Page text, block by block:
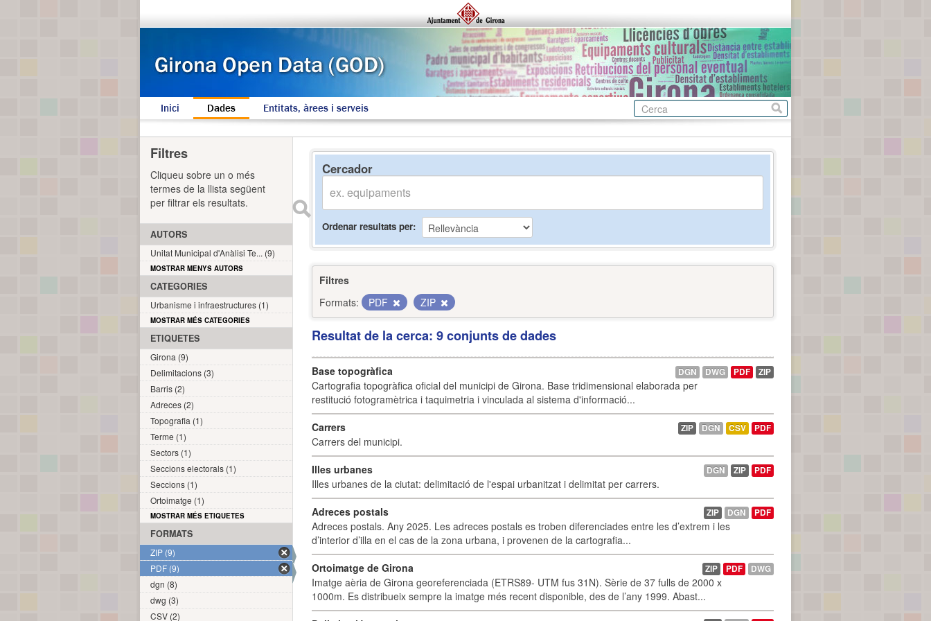
Inici Dades Entitats, àrees i serveis
Cercador
Ordenar resultats per
Filtres
Formats:
PDF ZIP
Resultat de la cerca: 9 conjunts de dades
Base topogràfica
Cartografia topogràfica oficial del municipi de Girona. Base tridimensional elaborada per
restitució fotogramètrica i taquimetria i vinculada al sistema d'informació...
DGN DWG PDF ZIP
Carrers
Carrers del municipi.
ZIP DGN CSV PDF
Illes urbanes
Illes urbanes de la ciutat: delimitació de l'espai urbanitzat i delimitat per carrers.
DGN ZIP PDF
Adreces postals
Adreces postals. Any 2025. Les adreces postals es troben diferenciades entre les d’extrem i les
d’interior d’illa en el cas de la zona urbana, i provenen de la cartografia...
ZIP DGN PDF
Ortoimatge de Girona
Imatge aèria de Girona georeferenciada (ETRS89- UTM fus 31N). Sèrie de 37 fulls de 2000 x
1000m. Es distribueix sempre la imatge més recent disponible, des de l’any 1999. Abast...
ZIP PDF DWG
Filtres
Cliqueu sobre un o més
termes de la llista següent
per filtrar els resultats.
AUTORS
Unitat Municipal d'Anàlisi Te... (9)
MOSTRAR MENYS AUTORS
CATEGORIES
Urbanisme i infraestructures (1)
MOSTRAR MÉS CATEGORIES
ETIQUETES
Girona (9)
Delimitacions (3)
Barris (2)
Adreces (2)
Topografia (1)
Terme (1)
Sectors (1)
Seccions electorals (1)
Seccions (1)
Ortoimatge (1)
MOSTRAR MÉS ETIQUETES
FORMATS
ZIP (9)
PDF (9)
dgn (8)
dwg (3)
CSV (2)